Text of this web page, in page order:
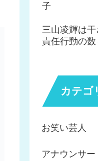
子
三山凌輝は
責任行動の
カテゴ
お笑い芸人
アナウンサー